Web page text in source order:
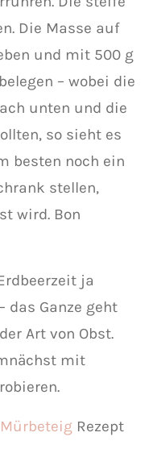
Die Masse auf
und mit 500 g
– wobei die
unten und die
so sieht es
besten noch ein
stellen,
wird. Bon
ja
das Ganze geht
Art von Obst.
mit
Rezept